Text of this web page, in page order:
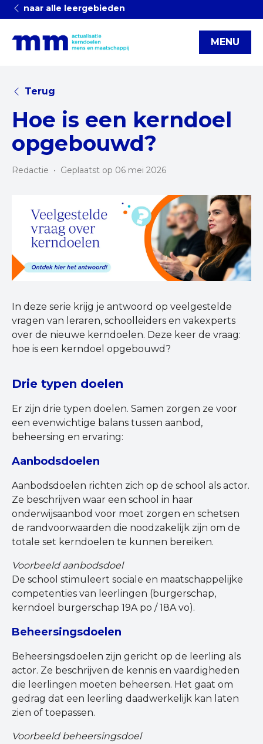
naar alle leergebieden
MENU
Terug
Hoe is een kerndoel
opgebouwd?
Redactie • Geplaatst op 06 mei 2026
In deze serie krijg je antwoord op veelgestelde
vragen van leraren, schoolleiders en vakexperts
over de nieuwe kerndoelen. Deze keer de vraag:
hoe is een kerndoel opgebouwd?
Drie typen doelen
Er zijn drie typen doelen. Samen zorgen ze voor
een evenwichtige balans tussen aanbod,
beheersing en ervaring:
Aanbodsdoelen
Aanbodsdoelen richten zich op de school als actor.
Ze beschrijven waar een school in haar
onderwijsaanbod voor moet zorgen en schetsen
de randvoorwaarden die noodzakelijk zijn om de
totale set kerndoelen te kunnen bereiken.
Voorbeeld aanbodsdoel
De school stimuleert sociale en maatschappelijke
competenties van leerlingen (burgerschap,
kerndoel burgerschap 19A po / 18A vo).
Beheersingsdoelen
Beheersingsdoelen zijn gericht op de leerling als
actor. Ze beschrijven de kennis en vaardigheden
die leerlingen moeten beheersen. Het gaat om
gedrag dat een leerling daadwerkelijk kan laten
zien of toepassen.
Voorbeeld beheersingsdoel